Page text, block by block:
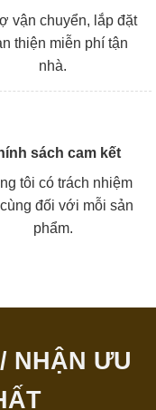
vận chuyển, lắp đặt
thiện miễn phí tận
nhà.
sách cam kết
tôi có trách nhiệm
đối với mỗi sản
phẩm.
NHẬN ƯU